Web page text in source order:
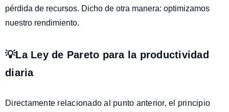
pérdida de recursos. Dicho de otra manera: optimizamos
nuestro rendimiento.
💡La Ley de Pareto para la productividad
diaria
Directamente relacionado al punto anterior, el principio